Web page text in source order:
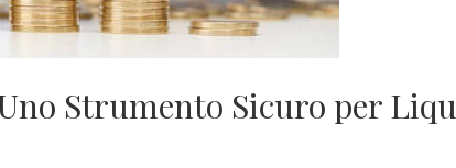
Strumento Sicuro per